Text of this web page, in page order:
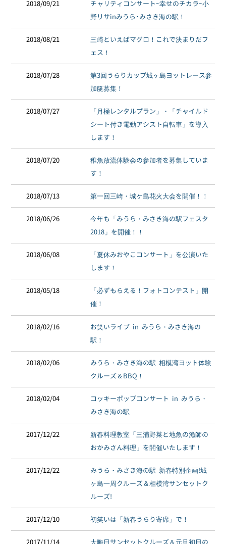
2018/09/21
チャリティコンサート~幸せのチカラ~小
野リサinみうら･みさき海の駅！
2018/08/21
三崎といえばマグロ！これで決まりだフ
ェス！
2018/07/28
第3回うらりカップ城ヶ島ヨットレース参
加艇募集！
2018/07/27
「月極レンタルプラン」・「チャイルド
シート付き電動アシスト自転車」を導入
します！
2018/07/20
稚魚放流体験会の参加者を募集していま
す！
2018/07/13 第一回三崎・城ヶ島花火大会を開催！！
2018/06/26
今年も「みうら・みさき海の駅フェスタ
2018」を開催！！
2018/06/08
「夏休みおやこコンサート」を公演いた
します！
2018/05/18
「必ずもらえる！フォトコンテスト」開
催！
2018/02/16
お笑いライブ in みうら・みさき海の
駅！
2018/02/06
みうら・みさき海の駅 相模湾ヨット体験
クルーズ＆BBQ！
2018/02/04
コッキーポップコンサート in みうら・
みさき海の駅
2017/12/22
新春料理教室「三浦野菜と地魚の漁師の
おかみさん料理」を開催いたします！
2017/12/22
みうら・みさき海の駅 新春特別企画!城
ヶ島一周クルーズ＆相模湾サンセットク
ルーズ!
2017/12/10 初笑いは「新春うらり寄席」で！
2017/11/14 大晦日サンセットクルーズ＆元旦初日の